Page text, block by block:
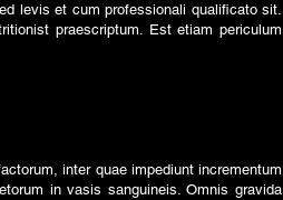
levis et cum professionali qualificato sit.
praescriptum. Est etiam periculum
inter quae impediunt incrementum
in vasis sanguineis. Omnis gravida